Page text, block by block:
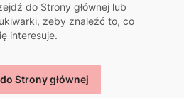
do Strony głównej lub
żeby znaleźć to, co
interesuje.
Strony głównej